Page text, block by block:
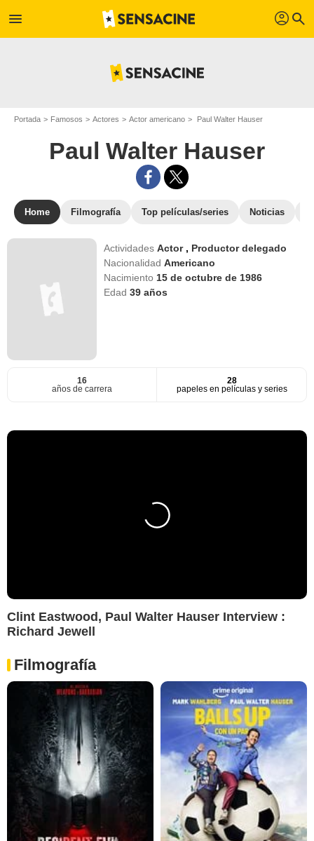
menu profil search
Portada Famosos Actores Actor americano Paul Walter Hauser
Paul Walter Hauser
Home Filmografía Top películas/series Noticias
ActividadesActor , Productor delegado
NacionalidadAmericano
Nacimiento 15 de octubre de 1986
Edad39 años
16
años de carrera
28
papeles en películas y series
Clint Eastwood, Paul Walter Hauser Interview :
Richard Jewell
Filmografía